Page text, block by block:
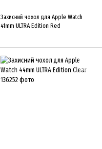
Захисний чохол для Apple Watch
41mm ULTRA Edition Red